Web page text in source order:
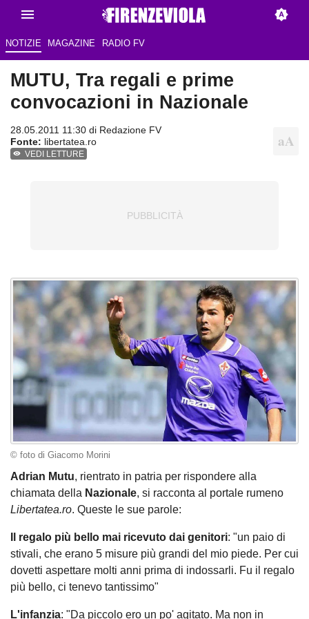
NOTIZIE MAGAZINE RADIO FV
MUTU, Tra regali e prime
convocazioni in Nazionale
28.05.2011 11:30 di Redazione FV
Fonte: libertatea.ro
VEDI LETTURE
© foto di Giacomo Morini
Adrian Mutu, rientrato in patria per rispondere alla
chiamata della Nazionale, si racconta al portale rumeno
Libertatea.ro. Queste le sue parole:
Il regalo più bello mai ricevuto dai genitori: "un paio di
stivali, che erano 5 misure più grandi del mio piede. Per cui
dovetti aspettare molti anni prima di indossarli. Fu il regalo
più bello, ci tenevo tantissimo"
L'infanzia: "Da piccolo ero un po' agitato. Ma non in